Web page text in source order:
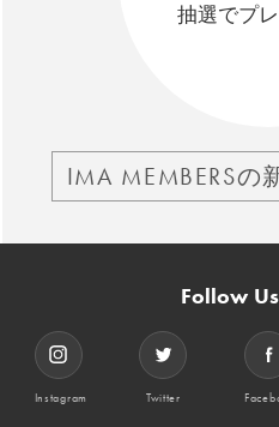
抽選でプ
IMA MEMBERSの
Follow
Instagram Twitter